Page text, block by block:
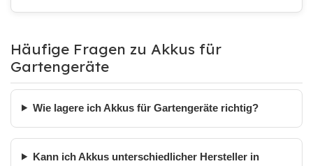
Häufige Fragen zu Akkus für
Gartengeräte
Wie lagere ich Akkus für Gartengeräte richtig?
Kann ich Akkus unterschiedlicher Hersteller in